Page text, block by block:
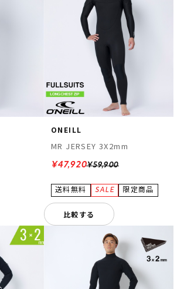
ONEILL
MR JERSEY 3X2mm
¥59,900
¥47,920
比較する